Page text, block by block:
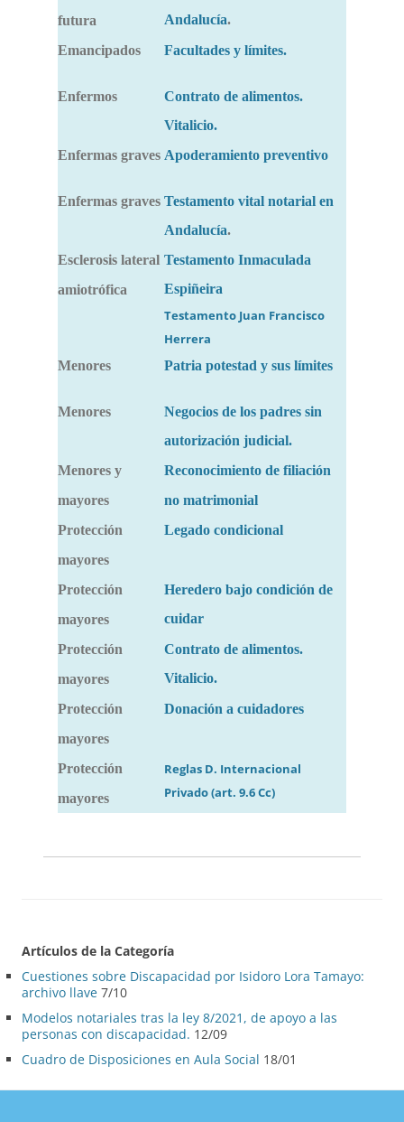
futura
Andalucía.
Emancipados
Facultades y límites.
Enfermos
Contrato de alimentos.
Vitalicio.
Enfermas graves Apoderamiento preventivo
Enfermas graves Testamento vital notarial en
Andalucía.
Esclerosis lateral
amiotrófica
Testamento Inmaculada
Espiñeira
Testamento Juan Francisco
Herrera
Menores Patria potestad y sus límites
Menores
Negocios de los padres sin
autorización judicial.
Menores y
mayores
Reconocimiento de filiación
no matrimonial
Protección
mayores
Legado condicional
Protección
mayores
Heredero bajo condición de
cuidar
Protección
mayores
Contrato de alimentos.
Vitalicio.
Protección
mayores
Donación a cuidadores
Protección
mayores
Reglas D. Internacional
Privado (art. 9.6 Cc)
Artículos de la Categoría
Cuestiones sobre Discapacidad por Isidoro Lora Tamayo:
archivo llave 7/10
Modelos notariales tras la ley 8/2021, de apoyo a las
personas con discapacidad. 12/09
Cuadro de Disposiciones en Aula Social 18/01